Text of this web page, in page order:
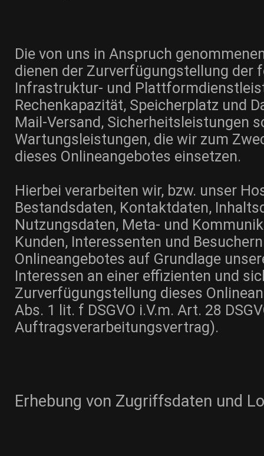
Die von uns in Anspruch
dienen der Zurverfügungstellung der
Infrastruktur- und
Rechenkapazität, Speicherplatz und
Mail-Versand, Sicherheitsleistungen
Wartungsleistungen, die wir zum
dieses Onlineangebotes einsetzen.
Hierbei verarbeiten wir, bzw. unser
Bestandsdaten, Kontaktdaten,
Nutzungsdaten, Meta- und
Kunden, Interessenten und
Onlineangebotes auf Grundlage
Interessen an einer effizienten und
Zurverfügungstellung dieses
Abs. 1 lit. f DSGVO i.V.m. Art. 28
Auftragsverarbeitungsvertrag).
Erhebung von Zugriffsdaten und